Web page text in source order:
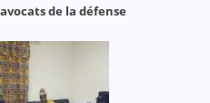
avocats de la défense